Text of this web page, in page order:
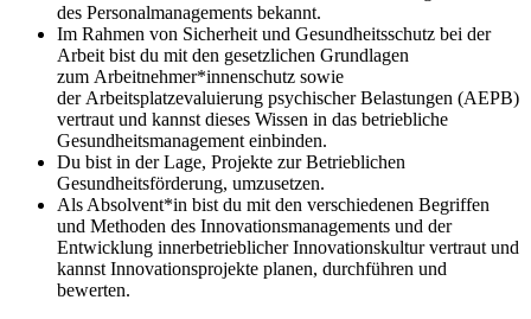
des Personalmanagements bekannt.
Im Rahmen von Sicherheit und Gesundheitsschutz bei der
Arbeit bist du mit den gesetzlichen Grundlagen
zum Arbeitnehmer*innenschutz sowie
der Arbeitsplatzevaluierung psychischer Belastungen (AEPB)
vertraut und kannst dieses Wissen in das betriebliche
Gesundheitsmanagement einbinden.
Du bist in der Lage, Projekte zur Betrieblichen
Gesundheitsförderung, umzusetzen.
Als Absolvent*in bist du mit den verschiedenen Begriffen
und Methoden des Innovationsmanagements und der
Entwicklung innerbetrieblicher Innovationskultur vertraut und
kannst Innovationsprojekte planen, durchführen und
bewerten.